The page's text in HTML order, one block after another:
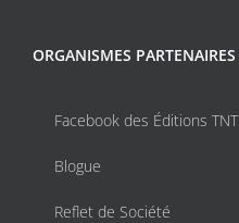
ORGANISMES PARTENAIRES
Facebook des Éditions TNT
Blogue
Reflet de Société